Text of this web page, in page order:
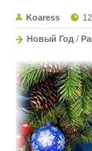
Koaress
Новый Год /